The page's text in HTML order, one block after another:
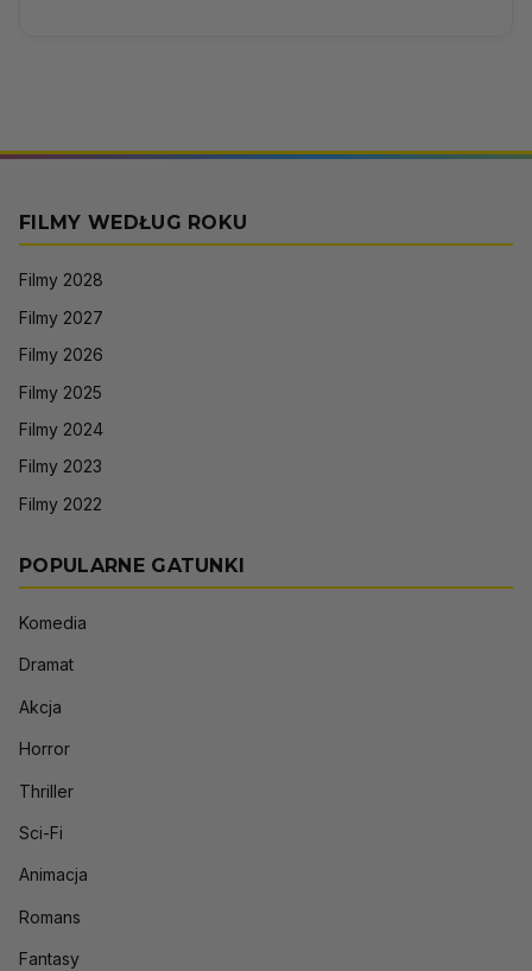
FILMY WEDŁUG ROKU
Filmy 2028
Filmy 2027
Filmy 2026
Filmy 2025
Filmy 2024
Filmy 2023
Filmy 2022
POPULARNE GATUNKI
Komedia
Dramat
Akcja
Horror
Thriller
Sci-Fi
Animacja
Romans
Fantasy